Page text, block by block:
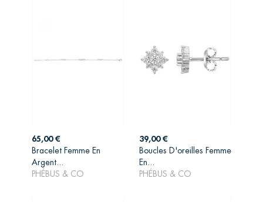
Prix
65,00 €
Bracelet Femme En
Argent...
PHÉBUS & CO
AJOUTER AU
Prix
39,00 €
Boucles D'oreilles Femme
En...
PHÉBUS & CO
AJOUTER AU